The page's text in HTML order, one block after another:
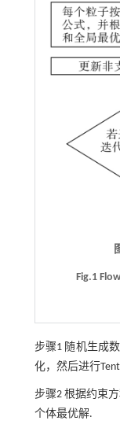
Fig.1
步骤1 随机生成
化，然后进行
步骤2根据约束方
个体最优解.